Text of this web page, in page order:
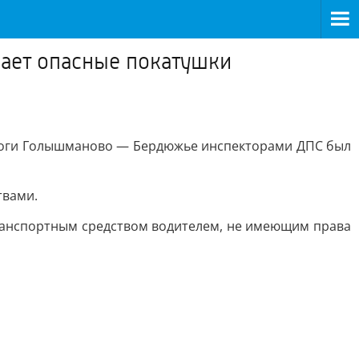
опасные покатушки
Голышманово — Бердюжье инспекторами ДПС был
средством водителем, не имеющим права